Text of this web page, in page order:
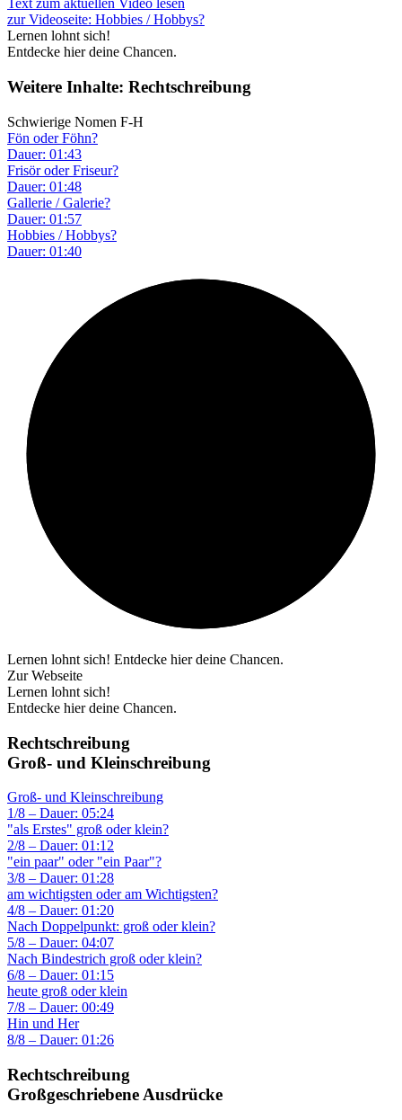
Text zum aktuellen Video lesen
zur Videoseite: Hobbies / Hobbys?
Lernen lohnt sich!
Entdecke hier deine Chancen.
Weitere Inhalte: Rechtschreibung
Schwierige Nomen F-H
Fön oder Föhn?
Dauer: 01:43
Frisör oder Friseur?
Dauer: 01:48
Gallerie / Galerie?
Dauer: 01:57
Hobbies / Hobbys?
Dauer: 01:40
Lernen lohnt sich! Entdecke hier deine Chancen.
Zur Webseite
Lernen lohnt sich!
Entdecke hier deine Chancen.
Rechtschreibung
Groß- und Kleinschreibung
Groß- und Kleinschreibung
1/8 – Dauer: 05:24
"als Erstes" groß oder klein?
2/8 – Dauer: 01:12
"ein paar" oder "ein Paar"?
3/8 – Dauer: 01:28
am wichtigsten oder am Wichtigsten?
4/8 – Dauer: 01:20
Nach Doppelpunkt: groß oder klein?
5/8 – Dauer: 04:07
Nach Bindestrich groß oder klein?
6/8 – Dauer: 01:15
heute groß oder klein
7/8 – Dauer: 00:49
Hin und Her
8/8 – Dauer: 01:26
Rechtschreibung
Großgeschriebene Ausdrücke